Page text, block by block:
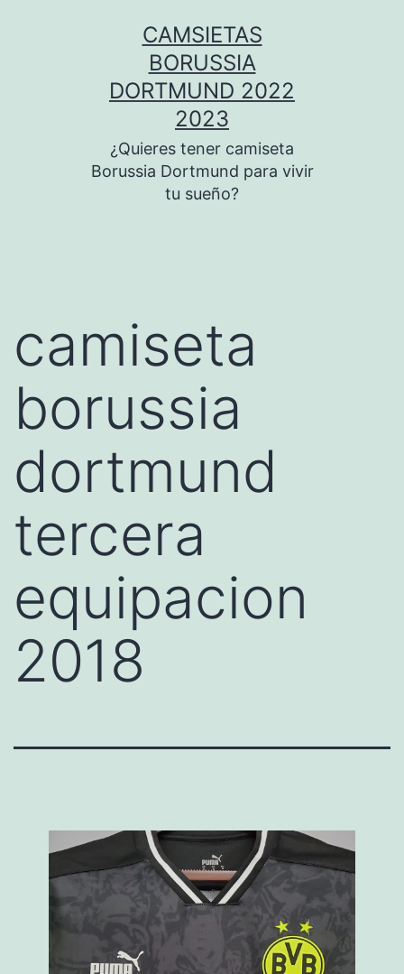
CAMSIETAS
BORUSSIA
DORTMUND 2022
2023
¿Quieres tener camiseta
Borussia Dortmund para vivir
tu sueño?
camiseta
borussia
dortmund
tercera
equipacion
2018